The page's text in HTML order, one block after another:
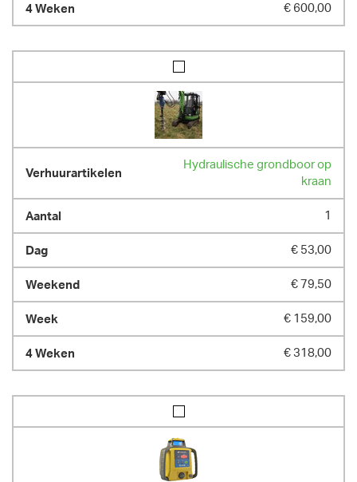
€ 600,00
Hydraulische grondboor op
kraan
1
€ 53,00
€ 79,50
€ 159,00
€ 318,00